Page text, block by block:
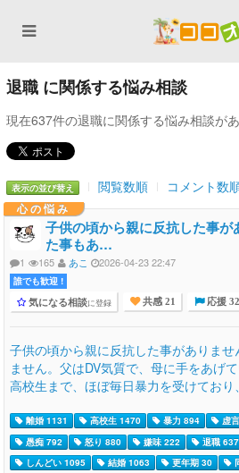
退職 に関係する悩み相談
現在637件の退職に関係する悩み相談があ
表示の並び替え 閲覧数順 コメント数
心の悩み
子供の頃から親に反抗した事が
た事もあ…
1 165 あこ 2026-04-23 22:47
誰でも歓迎 !
気になる相談に登録 共感 21 応援 32
子供の頃から親に反抗した事がありま
ません。父はDV気質で、母に手をあげ
高校生まで、ほぼ毎日暴力を受けており
離婚 1131 高校生 1470 暴力 894 虚
愚痴 792
怒り 880 嫌味 222 退職 637
しんどい 1095
結婚 1063 更年期 30